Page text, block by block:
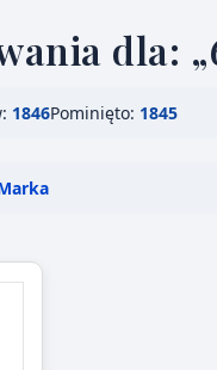
dla:
1846Pominięto: 1845